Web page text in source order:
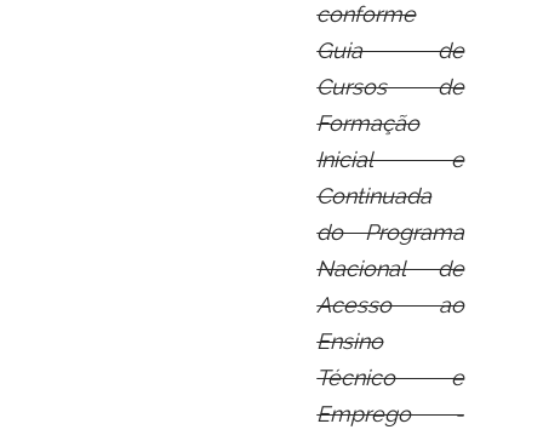
conforme
Guia de
Cursos de
Formação
Inicial e
Continuada
do Programa
Nacional de
Acesso ao
Ensino
Técnico e
Emprego -